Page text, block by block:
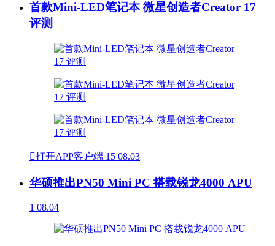
首款Mini-LED笔记本 微星创造者Creator 17
评测
打开APP客户端 15 08.03
华硕推出PN50 Mini PC 搭载锐龙4000 APU
1 08.04